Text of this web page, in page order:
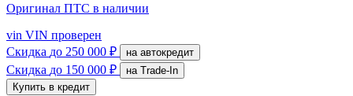
Оригинал ПТС в наличии
vin VIN проверен
Скидка до 250 000 ₽ на автокредит
Скидка до 150 000 ₽
на Trade-In
Купить в кредит